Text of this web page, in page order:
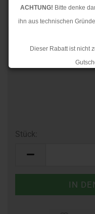
ACHTUNG! Bitte denke
ihn aus technischen
Dieser Rabatt ist nicht
Ab dem 17.08.2026
Stück: